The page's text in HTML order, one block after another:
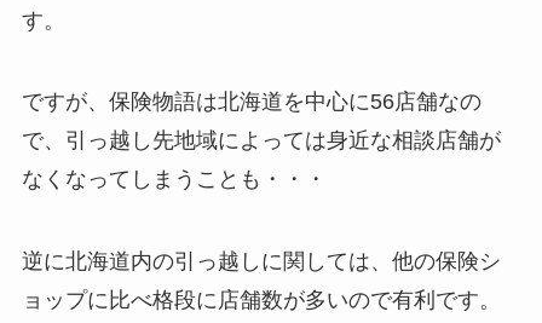
す。
ですが、保険物語は北海道を中心に56店舗なの
で、引っ越し先地域によっては身近な相談店舗が
なくなってしまうことも・・・
逆に北海道内の引っ越しに関しては、他の保険シ
ョップに比べ格段に店舗数が多いので有利です。